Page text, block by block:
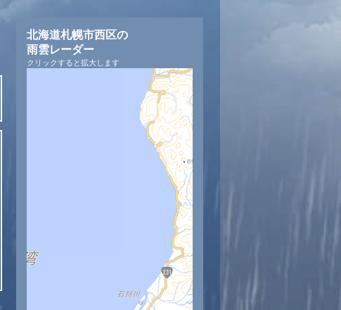
北海道札幌市西区の
雨雲レーダー
クリックすると拡大します